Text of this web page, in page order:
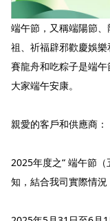
端午節，又稱端陽節
祖、祈福辟邪歡慶娛樂
賽龍舟和吃粽子是端
大家端午安康。
親愛的客戶和供應商：
2025年度之“ 端午節
知，結合我司實際情